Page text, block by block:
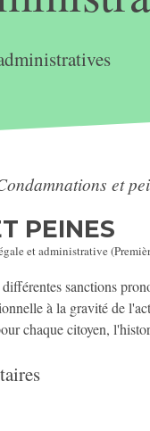
et
PEINES
et administrative
sanctions
à la gravité de
chaque citoyen,